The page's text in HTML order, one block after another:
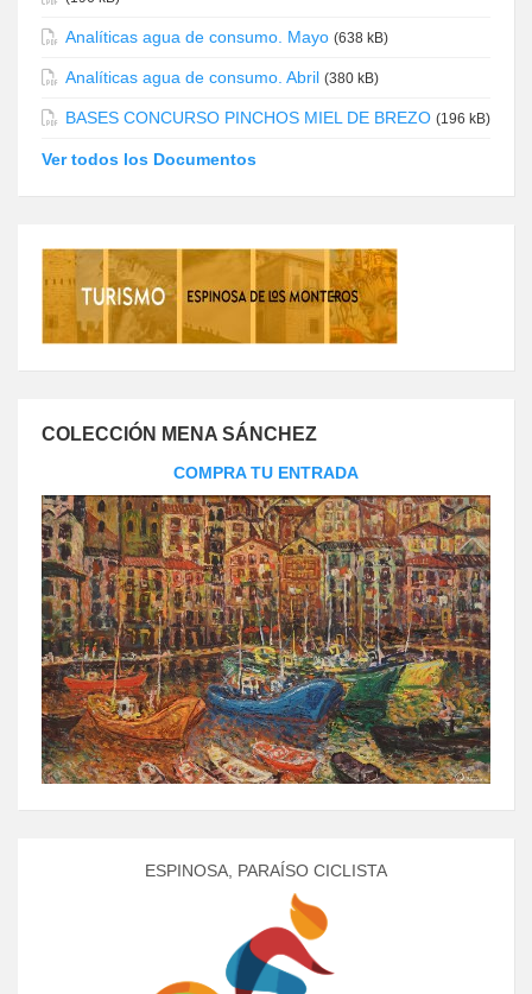
Analíticas agua de consumo. Mayo (638 kB)
Analíticas agua de consumo. Abril (380 kB)
BASES CONCURSO PINCHOS MIEL DE BREZO (196 kB)
Ver todos los Documentos
COLECCIÓN MENA SÁNCHEZ
COMPRA TU ENTRADA
ESPINOSA, PARAÍSO CICLISTA